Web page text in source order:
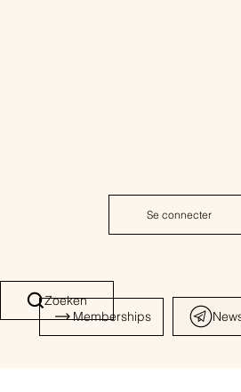
Zoeken
Se connecter
Memberships